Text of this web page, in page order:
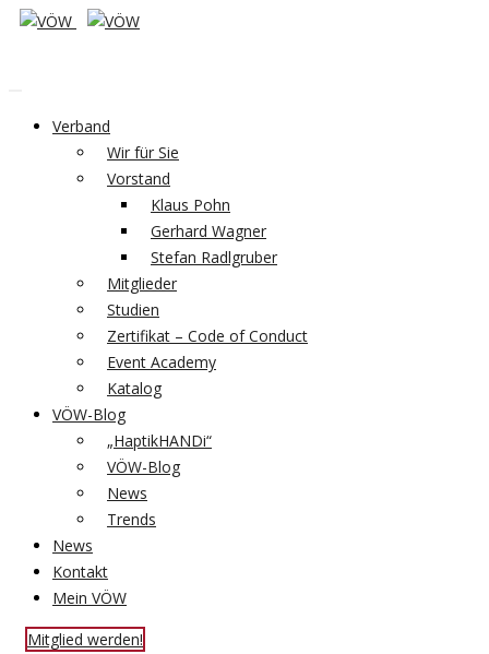
Verband
Wir für Sie
Vorstand
Klaus Pohn
Gerhard Wagner
Stefan Radlgruber
Mitglieder
Studien
Zertifikat – Code of Conduct
Event Academy
Katalog
VÖW-Blog
„HaptikHANDi“
VÖW-Blog
News
Trends
News
Kontakt
Mein VÖW
Mitglied werden!